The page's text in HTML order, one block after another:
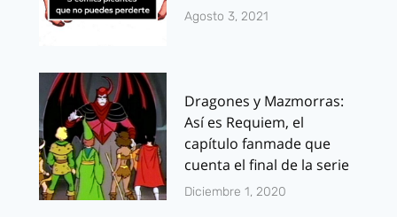
Agosto 3, 2021
Dragones y Mazmorras:
Así es Requiem, el
capítulo fanmade que
cuenta el final de la serie
Diciembre 1, 2020